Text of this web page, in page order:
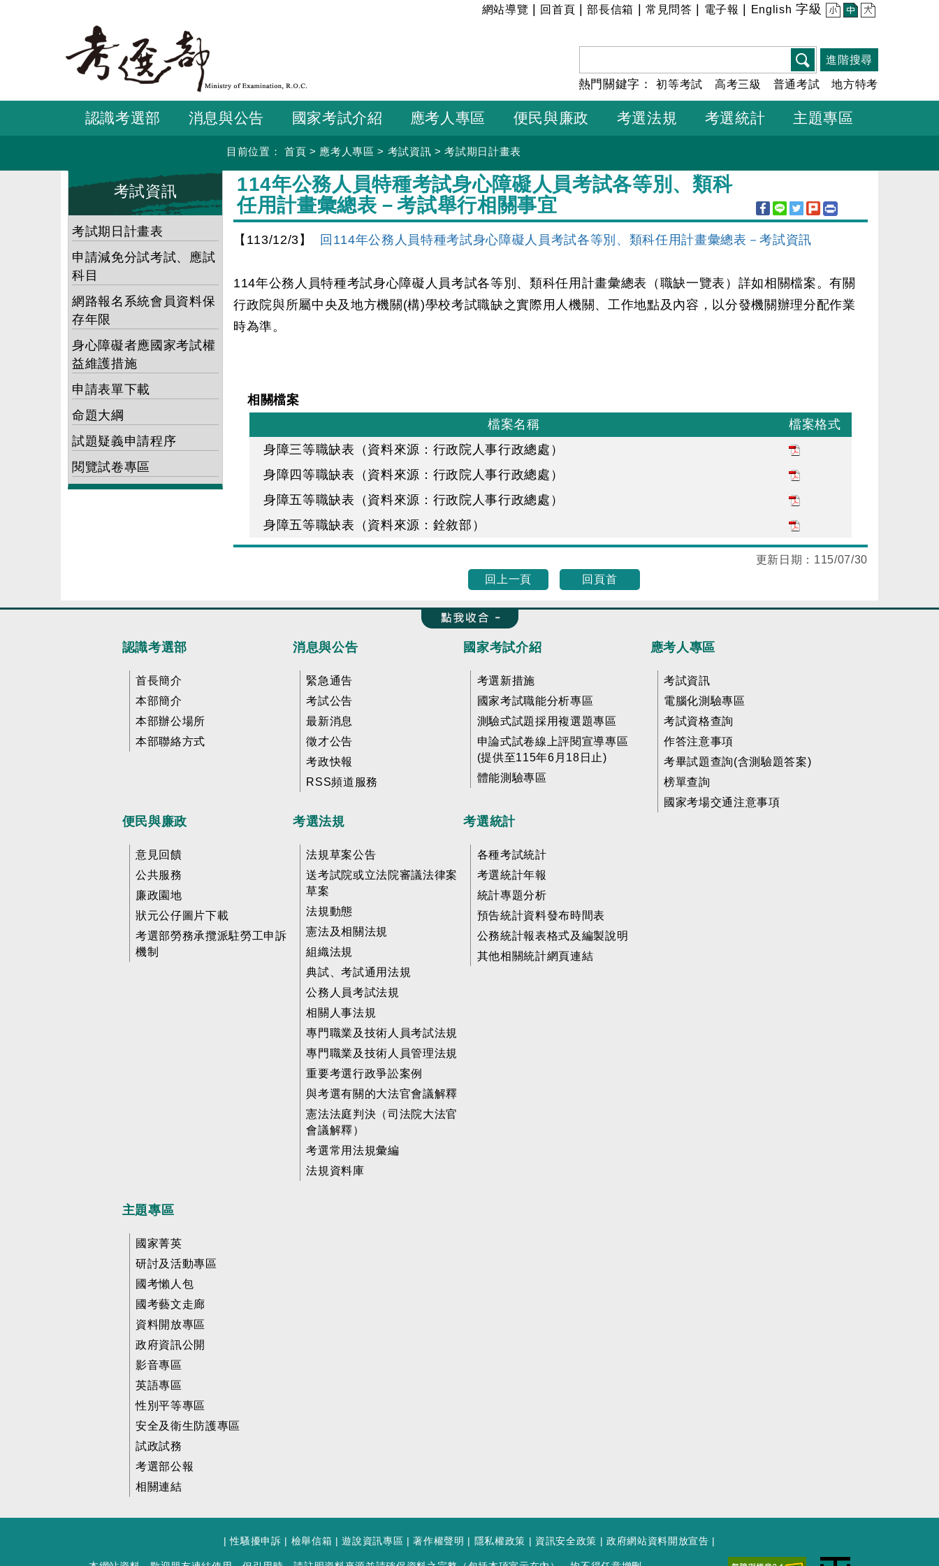
要
容
:::
網站導覽 回首頁 |部長信箱 常見問答 電子報 English 字級 小 中 大
進階搜尋
熱門關鍵字：初等考試 高考三級 普通考試 地方特考
認識考選部 消息與公告 國家考試介紹 應考人專區 便民與廉政 考選法規 考選統計 主題專區
目前位置： 首頁 > 應考人專區 > 考試資訊 >考試期日計畫表
考試資訊
考試期日計畫表
申請減免分試考試、應試
科目
網路報名系統會員資料保
存年限
身心障礙者應國家考試權
益維護措施
申請表單下載
命題大綱
試題疑義申請程序
閱覽試卷專區
:::
114年公務人員特種考試身心障礙人員考試各等別、類科
任用計畫彙總表－考試舉行相關事宜
【113/12/3】 回114年公務人員特種考試身心障礙人員考試各等別、類科任用計畫彙總表－考試資訊
114年公務人員特種考試身心障礙人員考試各等別、類科任用計畫彙總表（職缺一覽表）詳如相關檔案。有關
行政院與所屬中央及地方機關(構)學校考試職缺之實際用人機關、工作地點及內容，以分發機關辦理分配作業
時為準。
相關檔案
檔案名稱
檔案格式
身障三等職缺表（資料來源：行政院人事行政總處）
身障四等職缺表（資料來源：行政院人事行政總處）
身障五等職缺表（資料來源：行政院人事行政總處）
身障五等職缺表（資料來源：銓敘部）
更新日期： 115/07/30
回上一頁
回頁首
收合 FatFooter
認識考選部
首長簡介
本部簡介
本部辦公場所
本部聯絡方式
消息與公告
緊急通告
考試公告
最新消息
徵才公告
考政快報
RSS頻道服務
國家考試介紹
考選新措施
國家考試職能分析專區
測驗式試題採用複選題專區
申論式試卷線上評閱宣導專區
(提供至115年6月18日止)
體能測驗專區
應考人專區
考試資訊
電腦化測驗專區
考試資格查詢
作答注意事項
考畢試題查詢(含測驗題答案)
榜單查詢
國家考場交通注意事項
便民與廉政
意見回饋
公共服務
廉政園地
狀元公仔圖片下載
考選部勞務承攬派駐勞工申訴
機制
考選法規
法規草案公告
送考試院或立法院審議法律案
草案
法規動態
憲法及相關法規
組織法規
典試、考試通用法規
公務人員考試法規
相關人事法規
專門職業及技術人員考試法規
專門職業及技術人員管理法規
重要考選行政爭訟案例
與考選有關的大法官會議解釋
憲法法庭判決（司法院大法官
會議解釋）
考選常用法規彙編
法規資料庫
考選統計
各種考試統計
考選統計年報
統計專題分析
預告統計資料發布時間表
公務統計報表格式及編製說明
其他相關統計網頁連結
主題專區
國家菁英
研討及活動專區
國考懶人包
國考藝文走廊
資料開放專區
政府資訊公開
影音專區
英語專區
性別平等專區
安全及衛生防護專區
試政試務
考選部公報
相關連結
|性騷擾申訴 | 檢舉信箱 |遊說資訊專區 |著作權聲明 | 隱私權政策 | 資訊安全政策 |政府網站資料開放宣告 |